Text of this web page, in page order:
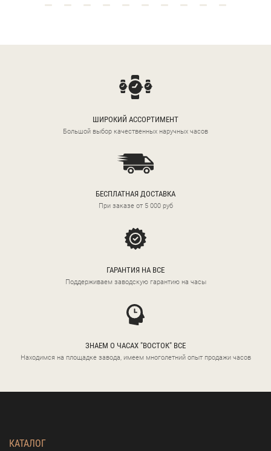
ШИРОКИЙ АССОРТИМЕНТ
Большой выбор качественных наручных часов
БЕСПЛАТНАЯ ДОСТАВКА
При заказе от 5 000 руб
ГАРАНТИЯ НА ВСЕ
Поддерживаем заводскую гарантию на часы
ЗНАЕМ О ЧАСАХ "ВОСТОК" ВСЕ
Находимся на площадке завода, имеем многолетний опыт продажи часов
КАТАЛОГ